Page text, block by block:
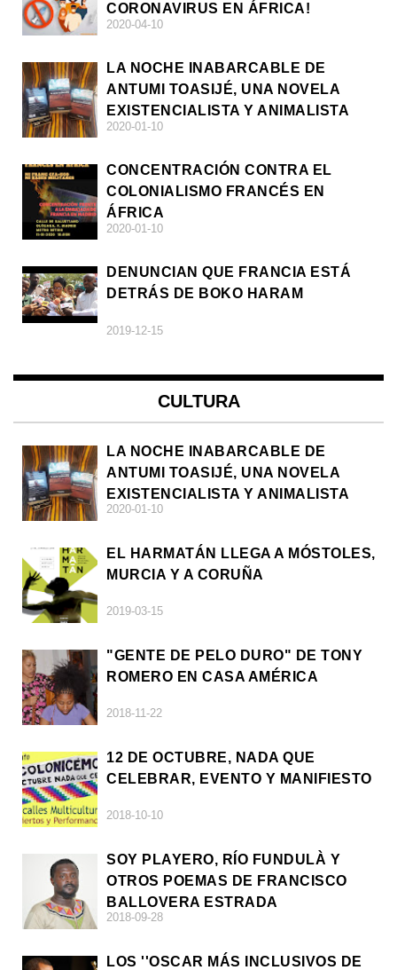
CORONAVIRUS EN ÁFRICA!
2020-04-10
LA NOCHE INABARCABLE DE
ANTUMI TOASIJÉ, UNA NOVELA
EXISTENCIALISTA Y ANIMALISTA
2020-01-10
CONCENTRACIÓN CONTRA EL
COLONIALISMO FRANCÉS EN
ÁFRICA
2020-01-10
DENUNCIAN QUE FRANCIA ESTÁ
DETRÁS DE BOKO HARAM
2019-12-15
CULTURA
LA NOCHE INABARCABLE DE
ANTUMI TOASIJÉ, UNA NOVELA
EXISTENCIALISTA Y ANIMALISTA
2020-01-10
EL HARMATÁN LLEGA A MÓSTOLES,
MURCIA Y A CORUÑA
2019-03-15
"GENTE DE PELO DURO" DE TONY
ROMERO EN CASA AMÉRICA
2018-11-22
12 DE OCTUBRE, NADA QUE
CELEBRAR, EVENTO Y MANIFIESTO
2018-10-10
SOY PLAYERO, RÍO FUNDULÀ Y
OTROS POEMAS DE FRANCISCO
BALLOVERA ESTRADA
2018-09-28
LOS ''OSCAR MÁS INCLUSIVOS DE